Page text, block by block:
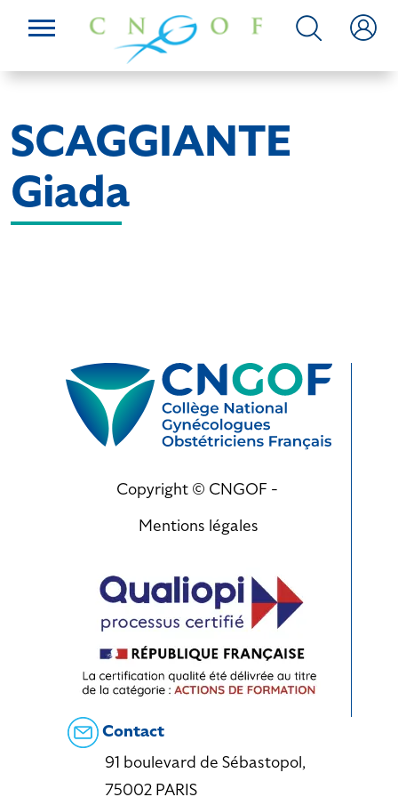
SCAGGIANTE
Giada
Copyright © CNGOF -
Mentions légales
Contact
91 boulevard de Sébastopol,
75002 PARIS